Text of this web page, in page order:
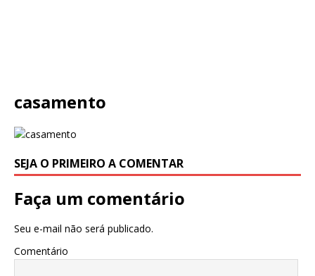
casamento
SEJA O PRIMEIRO A COMENTAR
Faça um comentário
Seu e-mail não será publicado.
Comentário